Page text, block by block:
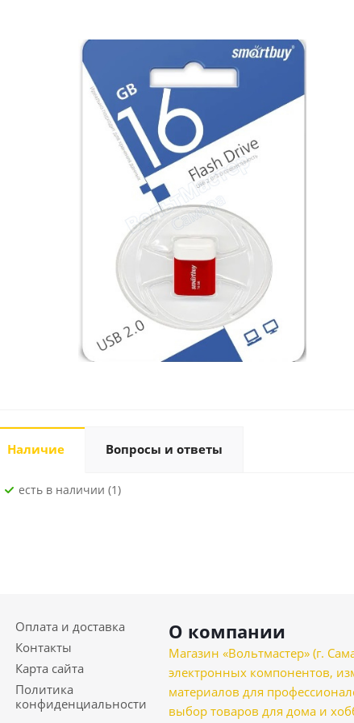
Наличие Вопросы и ответы
Есть в наличии (1)
Оплата и доставка
Контакты
Карта сайта
Политика
конфиденциальности
О компании
Магазин «Вольтмастер» (г.
электронных компонентов,
материалов для
выбор товаров для дома и